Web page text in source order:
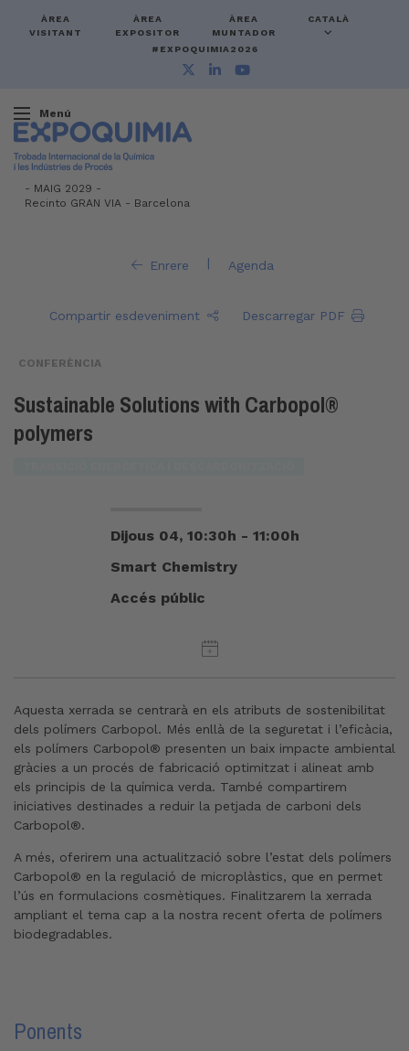
ÀREA
VISITANT
ÀREA
EXPOSITOR
ÀREA
MUNTADOR
CATALÀ
#EXPOQUIMIA2026
Menú
- MAIG 2029 -
Recinto GRAN VIA - Barcelona
Enrere | Agenda
Compartir esdeveniment Descarregar PDF
CONFERÈNCIA
Sustainable Solutions with Carbopol®
polymers
Dijous 04, 10:30h - 11:00h
Smart Chemistry
Accés públic
Aquesta xerrada se centrarà en els atributs de sostenibilitat
dels polímers Carbopol. Més enllà de la seguretat i l’eficàcia,
els polímers Carbopol® presenten un baix impacte ambiental
gràcies a un procés de fabricació optimitzat i alineat amb
els principis de la química verda. També compartirem
iniciatives destinades a reduir la petjada de carboni dels
Carbopol®.
A més, oferirem una actualització sobre l’estat dels polímers
Carbopol® en la regulació de microplàstics, que en permet
l’ús en formulacions cosmètiques. Finalitzarem la xerrada
ampliant el tema cap a la nostra recent oferta de polímers
biodegradables.
Ponents